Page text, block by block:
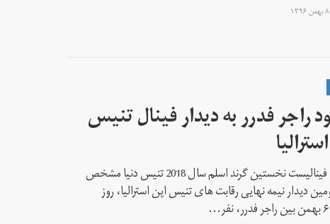
۸ بهمن ۱۳۹۶
راجر فدرر به دیدار فینال تنیس
دومین فینالیست نخستین گرند اسلم سال 2018 تنیس دنیا مشخص
دیدار نیمه نهایی رقابت های تنیس اپن استرالیا، روز